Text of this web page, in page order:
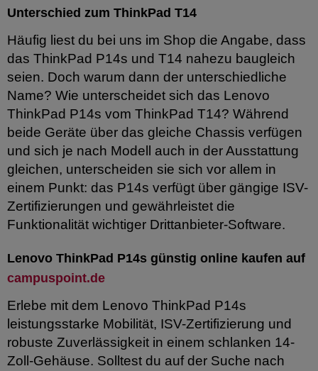
Unterschied zum ThinkPad T14
Häufig liest du bei uns im Shop die Angabe, dass
das ThinkPad P14s und T14 nahezu baugleich
seien. Doch warum dann der unterschiedliche
Name? Wie unterscheidet sich das Lenovo
ThinkPad P14s vom ThinkPad T14? Während
beide Geräte über das gleiche Chassis verfügen
und sich je nach Modell auch in der Ausstattung
gleichen, unterscheiden sie sich vor allem in
einem Punkt: das P14s verfügt über gängige ISV-
Zertifizierungen und gewährleistet die
Funktionalität wichtiger Drittanbieter-Software.
Lenovo ThinkPad P14s günstig online kaufen auf
campuspoint.de
Erlebe mit dem Lenovo ThinkPad P14s
leistungsstarke Mobilität, ISV-Zertifizierung und
robuste Zuverlässigkeit in einem schlanken 14-
Zoll-Gehäuse. Solltest du auf der Suche nach